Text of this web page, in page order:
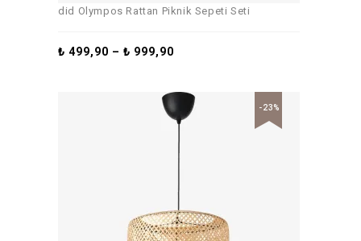
did Olympos Rattan Piknik Sepeti Seti
₺ 499,90 –₺ 999,90
-23%